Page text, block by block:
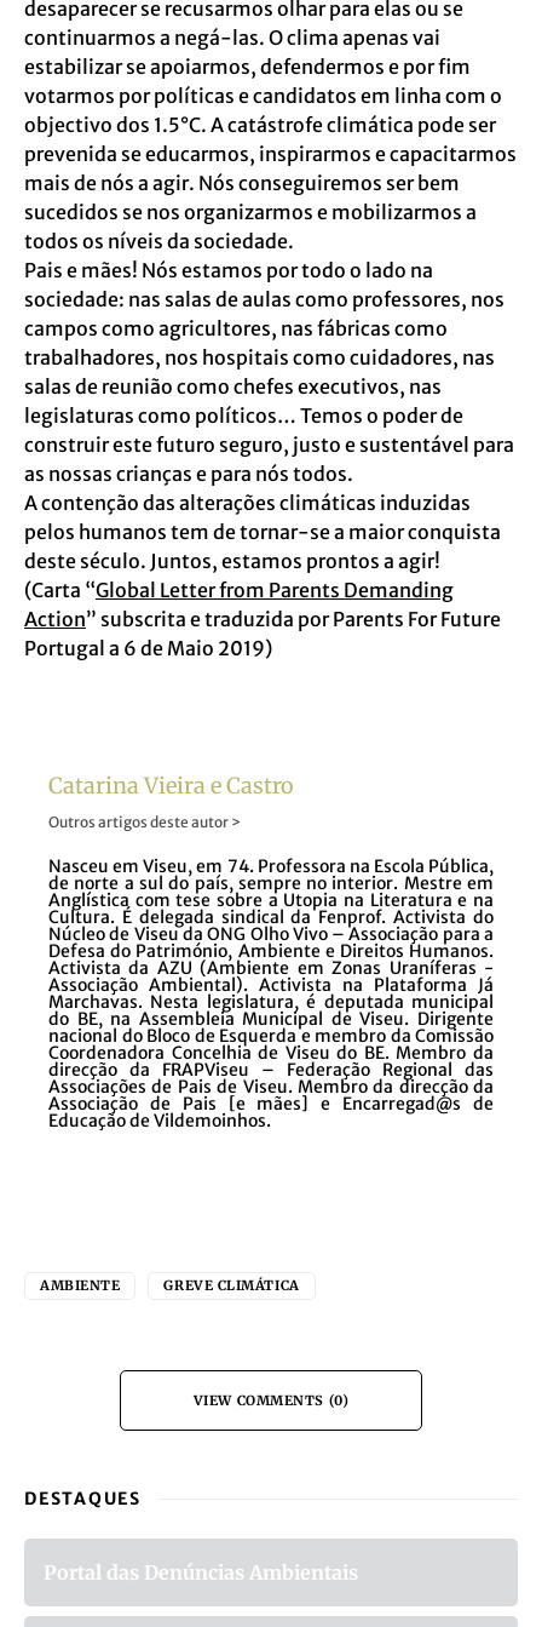
desaparecer se recusarmos olhar para elas ou se
continuarmos a negá-las. O clima apenas vai
estabilizar se apoiarmos, defendermos e por fim
votarmos por políticas e candidatos em linha com o
objectivo dos 1.5°C. A catástrofe climática pode ser
prevenida se educarmos, inspirarmos e capacitarmos
mais de nós a agir. Nós conseguiremos ser bem
sucedidos se nos organizarmos e mobilizarmos a
todos os níveis da sociedade.
Pais e mães! Nós estamos por todo o lado na
sociedade: nas salas de aulas como professores, nos
campos como agricultores, nas fábricas como
trabalhadores, nos hospitais como cuidadores, nas
salas de reunião como chefes executivos, nas
legislaturas como políticos… Temos o poder de
construir este futuro seguro, justo e sustentável para
as nossas crianças e para nós todos.
A contenção das alterações climáticas induzidas
pelos humanos tem de tornar-se a maior conquista
deste século. Juntos, estamos prontos a agir!
(Carta “Global Letter from Parents Demanding
Action” subscrita e traduzida por Parents For Future
Portugal a 6 de Maio 2019)
Catarina Vieira e Castro
Outros artigos deste autor >
Nasceu em Viseu, em 74. Professora na Escola Pública,
de norte a sul do país, sempre no interior. Mestre em
Anglística com tese sobre a Utopia na Literatura e na
Cultura. É delegada sindical da Fenprof. Activista do
Núcleo de Viseu da ONG Olho Vivo – Associação para a
Defesa do Património, Ambiente e Direitos Humanos.
Activista da AZU (Ambiente em Zonas Uraníferas -
Associação Ambiental). Activista na Plataforma Já
Marchavas. Nesta legislatura, é deputada municipal
do BE, na Assembleia Municipal de Viseu. Dirigente
nacional do Bloco de Esquerda e membro da Comissão
Coordenadora Concelhia de Viseu do BE. Membro da
direcção da FRAPViseu – Federação Regional das
Associações de Pais de Viseu. Membro da direcção da
Associação de Pais [e mães] e Encarregad@s de
Educação de Vildemoinhos.
AMBIENTE GREVE CLIMÁTICA
VIEW COMMENTS (0)
DESTAQUES
Portal das Denúncias Ambientais